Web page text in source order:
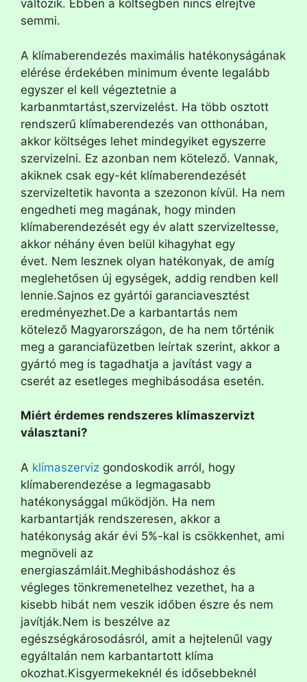
változik. Ebben a költségben nincs elrejtve
semmi.
A klímaberendezés maximális hatékonyságának
elérése érdekében minimum évente legalább
egyszer el kell végeztetnie a
karbanmtartást,szervizelést. Ha több osztott
rendszerű klímaberendezés van otthonában,
akkor költséges lehet mindegyiket egyszerre
szervizelni. Ez azonban nem kötelező. Vannak,
akiknek csak egy-két klímaberendezését
szervizeltetik havonta a szezonon kívül. Ha nem
engedheti meg magának, hogy minden
klímaberendezését egy év alatt szervizeltesse,
akkor néhány éven belül kihagyhat egy
évet. Nem lesznek olyan hatékonyak, de amíg
meglehetősen új egységek, addig rendben kell
lennie.Sajnos ez gyártói garanciavesztést
eredményezhet.De a karbantartás nem
kötelező Magyarországon, de ha nem tőrténik
meg a garanciafüzetben leírtak szerint, akkor a
gyártó meg is tagadhatja a javítást vagy a
cserét az esetleges meghibásodása esetén.
Miért érdemes rendszeres klímaszervizt
választani?
A klímaszerviz gondoskodik arról, hogy
klímaberendezése a legmagasabb
hatékonysággal működjön. Ha nem
karbantartják rendszeresen, akkor a
hatékonyság akár évi 5%-kal is csökkenhet, ami
megnöveli az
energiaszámláit.Meghibáshodáshoz és
végleges tönkremenetelhez vezethet, ha a
kisebb hibát nem veszik időben észre és nem
javítják.Nem is beszélve az
egészségkárosodásról, amit a hejtelenűl vagy
egyáltalán nem karbantartott klíma
okozhat.Kisgyermekeknél és idősebbeknél